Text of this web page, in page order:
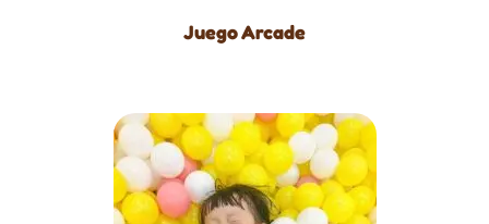
Juego Arcade